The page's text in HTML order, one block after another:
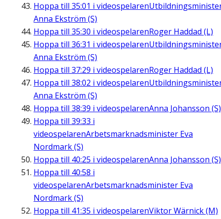
Hoppa till 35:01 i videospelaren
Anna Ekström (S)
Hoppa till 35:30 i videospelarenRoger Haddad (L)
Hoppa till 36:31 i videospelaren
Anna Ekström (S)
Hoppa till 37:29 i videospelarenRoger Haddad (L)
Hoppa till 38:02 i videospelaren
Anna Ekström (S)
Hoppa till 38:39 i videospelarenAnna Johansson (S)
Hoppa till 39:33 i
videospelarenArbetsmarknadsminister Eva
Nordmark (S)
Hoppa till 40:25 i videospelarenAnna Johansson (S)
Hoppa till 40:58 i
videospelarenArbetsmarknadsminister Eva
Nordmark (S)
Hoppa till 41:35 i videospelarenViktor Wärnick (M)